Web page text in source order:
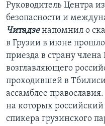
Руководитель Центра
безопасности и
Читадзенапомнил о
в Грузии в июне
приезда в страну
возглавляющего
проходившей в
ассамблее
на которых российский
спикера грузинского